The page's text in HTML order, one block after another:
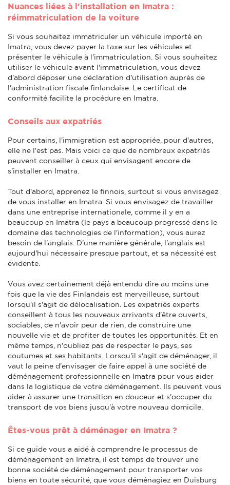
Nuances liées à l'installation en Imatra :
réimmatriculation de la voiture
Si vous souhaitez immatriculer un véhicule importé en
Imatra, vous devez payer la taxe sur les véhicules et
présenter le véhicule à l'immatriculation. Si vous souhaitez
utiliser le véhicule avant l'immatriculation, vous devez
d'abord déposer une déclaration d'utilisation auprès de
l'administration fiscale finlandaise. Le certificat de
conformité facilite la procédure en Imatra.
Conseils aux expatriés
Pour certains, l'immigration est appropriée, pour d'autres,
elle ne l'est pas. Mais voici ce que de nombreux expatriés
peuvent conseiller à ceux qui envisagent encore de
s'installer en Imatra.
Tout d'abord, apprenez le finnois, surtout si vous envisagez
de vous installer en Imatra. Si vous envisagez de travailler
dans une entreprise internationale, comme il y en a
beaucoup en Imatra (le pays a beaucoup progressé dans le
domaine des technologies de l'information), vous aurez
besoin de l'anglais. D'une manière générale, l'anglais est
aujourd'hui nécessaire presque partout, et sa nécessité est
évidente.
Vous avez certainement déjà entendu dire au moins une
fois que la vie des Finlandais est merveilleuse, surtout
lorsqu'il s'agit de délocalisation. Les expatriés experts
conseillent à tous les nouveaux arrivants d'être ouverts,
sociables, de n'avoir peur de rien, de construire une
nouvelle vie et de profiter de toutes les opportunités. Et en
même temps, n'oubliez pas de respecter le pays, ses
coutumes et ses habitants. Lorsqu'il s'agit de déménager, il
vaut la peine d'envisager de faire appel à une société de
déménagement professionnelle en Imatra pour vous aider
dans la logistique de votre déménagement. Ils peuvent vous
aider à assurer une transition en douceur et s'occuper du
transport de vos biens jusqu'à votre nouveau domicile.
Êtes-vous prêt à déménager en Imatra ?
Si ce guide vous a aidé à comprendre le processus de
déménagement en Imatra, il est temps de trouver une
bonne société de déménagement pour transporter vos
biens en toute sécurité, que vous déménagiez en Duisburg